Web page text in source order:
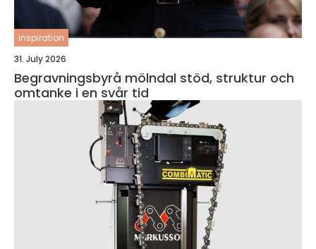
inspiration
31. July 2026
Begravningsbyrå mölndal stöd, struktur och
omtanke i en svår tid